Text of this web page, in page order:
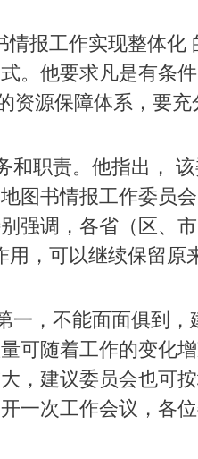
报工作实现整体化
。他要求凡是有条
资源保障体系，要
职责。他指出， 该
图书情报工作委员
强调，各省（区、
，可以继续保留原
，不能面面俱到，
可随着工作的变化
，建议委员会也可
一次工作会议，各